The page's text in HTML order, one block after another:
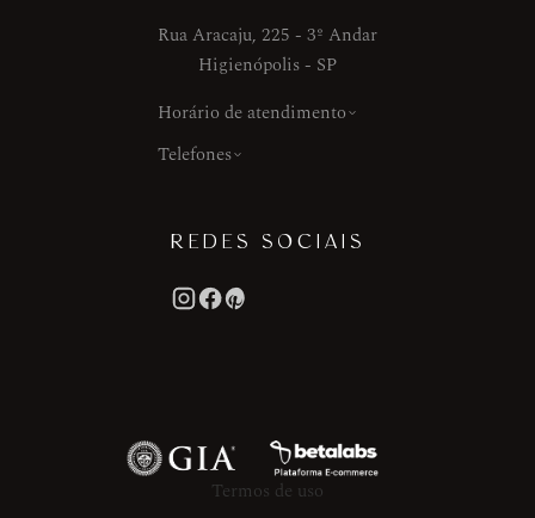
Rua Aracaju, 225 - 3º Andar
Higienópolis - SP
Horário de atendimento
Telefones
REDES SOCIAIS
Termos de uso